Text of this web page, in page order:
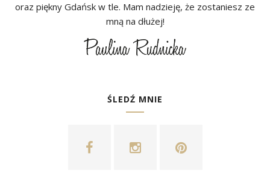
oraz piękny Gdańsk w tle. Mam nadzieję, że zostaniesz ze
mną na dłużej!
ŚLEDŹ MNIE